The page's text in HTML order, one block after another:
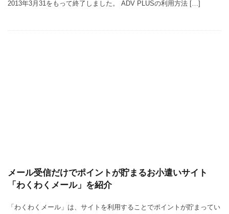
2013年3月31をもって終了しました。 ADV PLUSの利用方法 […]
メール受信だけでポイントが貯まるお小遣いサイト
「わくわくメール」を紹介
「わくわくメール」は、サイトを利用することでポイントが貯まってい